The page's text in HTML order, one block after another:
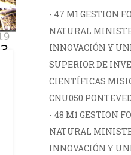
- 47 M1 GESTION
NATURAL
INNOVACIÓN Y
SUPERIOR DE
CIENTÍFICAS
CNU050
- 48 M1 GESTION
NATURAL
INNOVACIÓN Y